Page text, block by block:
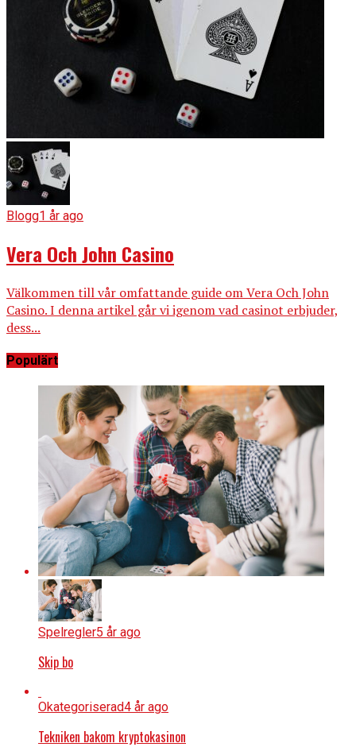
Blogg1 år ago
Vera Och John Casino
Välkommen till vår omfattande guide om Vera Och John
Casino. I denna artikel går vi igenom vad casinot erbjuder,
dess...
Populärt
Spelregler5 år ago
Skip bo
Okategoriserad4 år ago
Tekniken bakom kryptokasinon